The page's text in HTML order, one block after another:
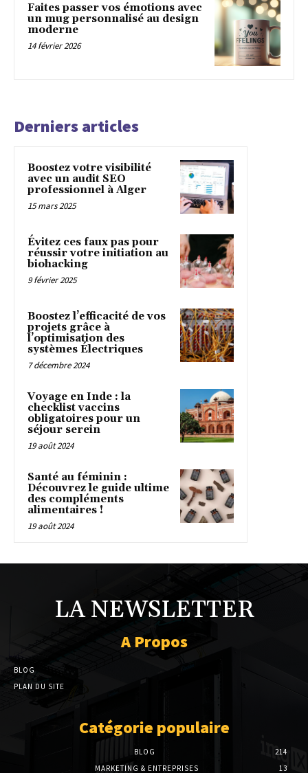
Faites passer vos émotions avec
un mug personnalisé au design
moderne
14 février 2026
Derniers articles
Boostez votre visibilité
avec un audit SEO
professionnel à Alger
15 mars 2025
Évitez ces faux pas pour
réussir votre initiation au
biohacking
9 février 2025
Boostez l’efficacité de vos
projets grâce à
l’optimisation des
systèmes Électriques
7 décembre 2024
Voyage en Inde : la
checklist vaccins
obligatoires pour un
séjour serein
19 août 2024
Santé au féminin :
Découvrez le guide ultime
des compléments
alimentaires !
19 août 2024
LA NEWSLETTER
A Propos
BLOG
PLAN DU SITE
Catégorie populaire
BLOG
214
MARKETING & ENTREPRISES
13